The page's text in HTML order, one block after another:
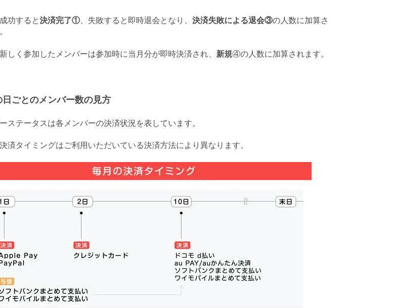
功すると決済完了①、失敗すると即時退会となり、 決済失敗による退会③の人数に加算さ
しく参加したメンバーは参加時に当月分が即時決済され、 新規④の人数に加算されます。
ごとのメンバー数の見方
ステータスは各メンバーの決済状況を表しています。
済タイミングはご利用いただいている決済方法により異なります。